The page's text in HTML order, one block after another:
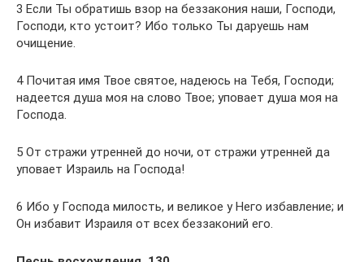
3 Если Ты обратишь взор на беззакония наши, Господи,
Господи, кто устоит? Ибо только Ты даруешь нам
очищение.
4 Почитая имя Твое святое, надеюсь на Тебя, Господи;
надеется душа моя на слово Твое; уповает душа моя на
Господа.
5 От стражи утренней до ночи, от стражи утренней да
уповает Израиль на Господа!
6 Ибо у Господа милость, и великое у Него избавление; и
Он избавит Израиля от всех беззаконий его.